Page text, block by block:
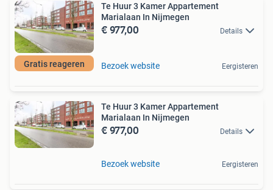
Gratis reageren
Te Huur 3 Kamer Appartement
Marialaan In Nijmegen
€ 977,00 Details
Bezoek website Eergisteren
Te Huur 3 Kamer Appartement
Marialaan In Nijmegen
€ 977,00 Details
Bezoek website Eergisteren